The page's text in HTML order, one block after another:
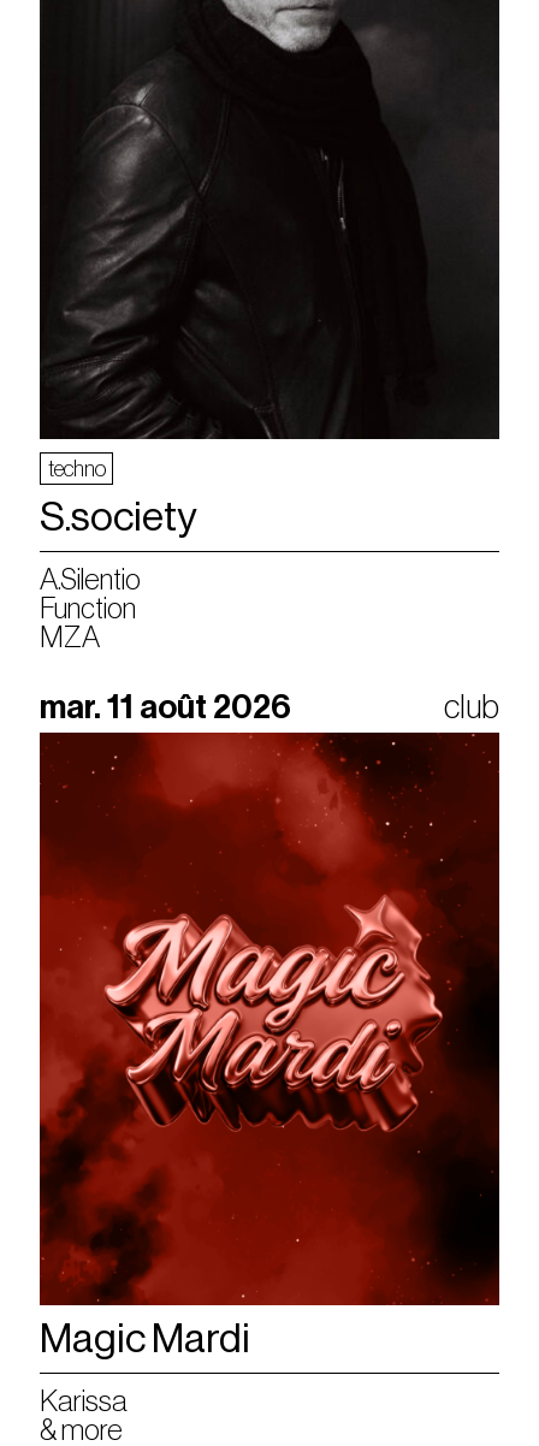
techno
S.society
A.Silentio
Function
MZA
mar. 11 août 2026 club
Magic Mardi
Karissa
& more